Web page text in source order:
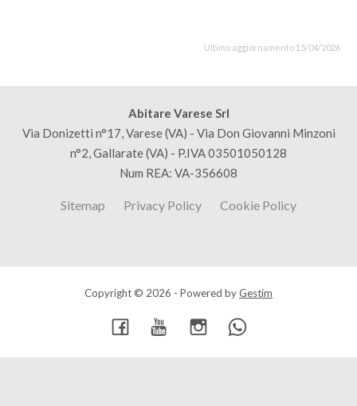
Ultimo aggiornamento 15/04/2026
Abitare Varese Srl
Via Donizetti n°17, Varese (VA) - Via Don Giovanni Minzoni
n°2, Gallarate (VA) - P.IVA 03501050128
Num REA: VA-356608
Sitemap Privacy Policy Cookie Policy
Copyright © 2026 - Powered byGestim